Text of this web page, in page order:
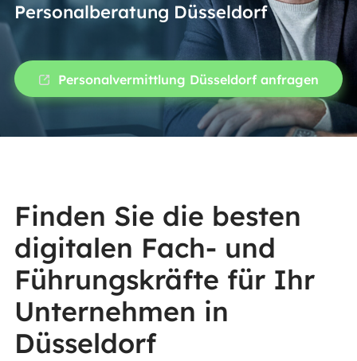
Personalberatung Düsseldorf
Personalvermittlung Düsseldorf anfragen
Finden Sie die besten
digitalen Fach- und
Führungskräfte für Ihr
Unternehmen in
Düsseldorf